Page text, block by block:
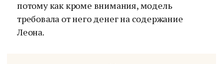
потому как кроме внимания, модель
требовала от него денег на содержание
Леона.